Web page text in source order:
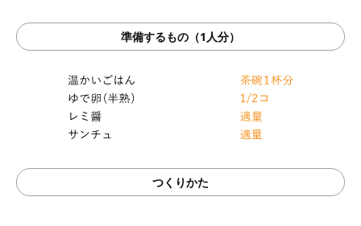
準備するもの（1人分）
つくりかた